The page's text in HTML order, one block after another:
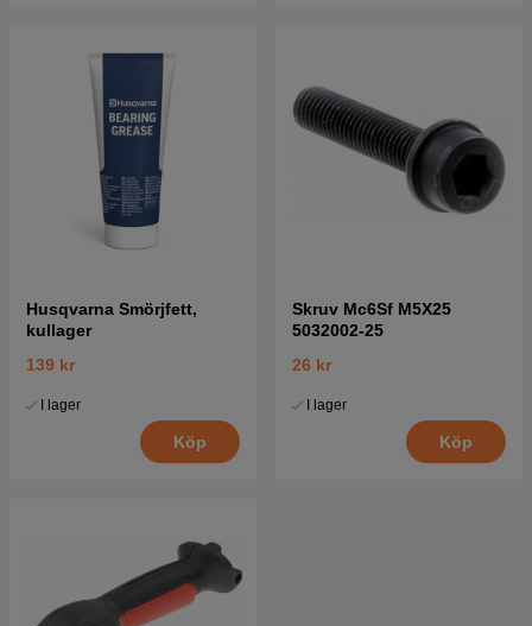
Husqvarna Smörjfett,
kullager
139 kr
I lager
Köp
Skruv Mc6Sf M5X25
5032002-25
26 kr
I lager
Köp